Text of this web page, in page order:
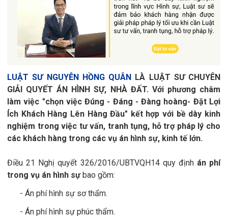
LUẬT SƯ NGUYỄN HỒNG QUÂN LÀ LUẬT SƯ CHUYÊN
GIẢI QUYẾT ÁN HÌNH SỰ, NHÀ ĐẤT. Với phương châm
làm việc "chọn việc Đúng - Đáng - Đàng hoàng- Đặt Lợi
Ích Khách Hàng Lên Hàng Đầu" kết hợp với bề dày kinh
nghiệm trong việc tư vấn, tranh tụng, hỗ trợ pháp lý cho
các khách hàng trong các vụ án hình sự, kinh tế lớn.
Điều 21 Nghị quyết 326/2016/UBTVQH14 quy định án phí
trong vụ án hình sựbao gồm:
- Án phí hình sự sơ thẩm.
- Án phí hình sự phúc thẩm.